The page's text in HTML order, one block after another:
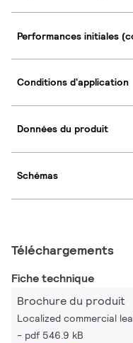
Performances initiales
Conditions d'application
Données du produit
Schémas
Téléchargements
Fiche technique
Brochure du produit
Localized commercial
pdf 546.9 kB